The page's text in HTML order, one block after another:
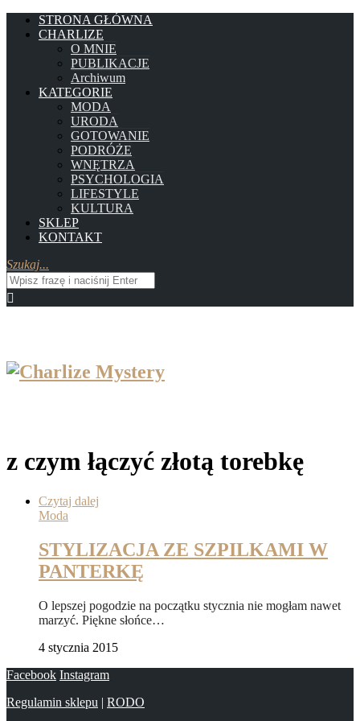
STRONA GŁÓWNA
CHARLIZE
O MNIE
PUBLIKACJE
Archiwum
KATEGORIE
MODA
URODA
GOTOWANIE
PODRÓŻE
WNĘTRZA
PSYCHOLOGIA
LIFESTYLE
KULTURA
SKLEP
KONTAKT
Szukaj...
z czym łączyć złotą torebkę
Czytaj dalej
Moda
STYLIZACJA ZE SZPILKAMI W
PANTERKĘ
O lepszej pogodzie na początku stycznia nie mogłam nawet
marzyć. Piękne słońce…
4 stycznia 2015
Facebook Instagram
Regulamin sklepu | RODO